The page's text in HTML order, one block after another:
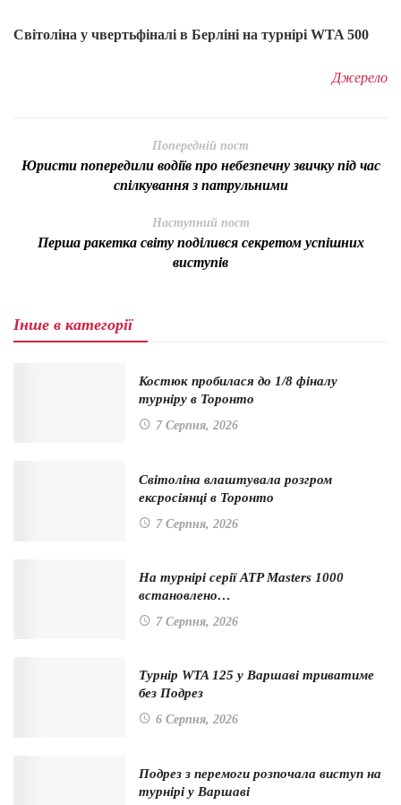
Світоліна у чвертьфіналі в Берліні на турнірі WTA 500
Джерело
Попередній пост
Юристи попередили водіїв про небезпечну звичку під час
спілкування з патрульними
Наступний пост
Перша ракетка світу поділився секретом успішних
виступів
Інше в категорії
Костюк пробилася до 1/8 фіналу
турніру в Торонто
7 Серпня, 2026
Світоліна влаштувала розгром
ексросіянці в Торонто
7 Серпня, 2026
На турнірі серії ATP Masters 1000
встановлено…
7 Серпня, 2026
Турнір WTA 125 у Варшаві триватиме
без Подрез
6 Серпня, 2026
Подрез з перемоги розпочала виступ на
турнірі у Варшаві